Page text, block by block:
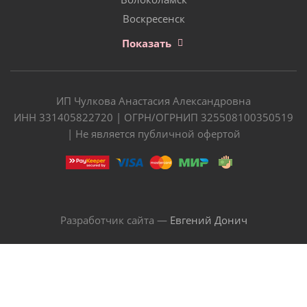
Воскресенск
Показать
ИП Чулкова Анастасия Александровна
ИНН 331405822720 | ОГРН/ОГРНИП 325508100350519
| Не является публичной офертой
Разработчик сайта — Евгений Донич